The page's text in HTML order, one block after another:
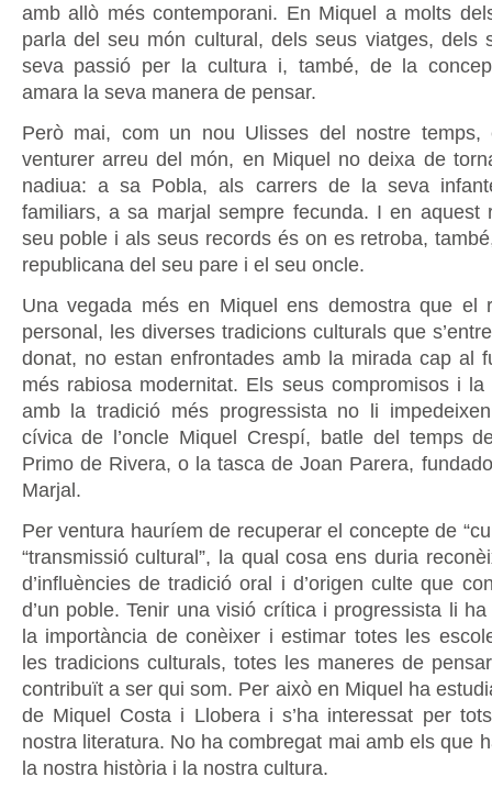
amb allò més contemporani. En Miquel a molts
parla del seu món cultural, dels seus viatges, dels
seva passió per la cultura i, també, de la
amara la seva manera de pensar.
Però mai, com un nou Ulisses del nostre temps,
venturer arreu del món, en Miquel no deixa de
nadiua: a sa Pobla, als carrers de la seva
familiars, a sa marjal sempre fecunda. I en aquest
seu poble i als seus records és on es retroba,
republicana del seu pare i el seu oncle.
Una vegada més en Miquel ens demostra que el
personal, les diverses tradicions culturals que
donat, no estan enfrontades amb la mirada cap al
més rabiosa modernitat. Els seus compromisos i la
amb la tradició més progressista no li
cívica de l’oncle Miquel Crespí, batle del temps
Primo de Rivera, o la tasca de Joan Parera,
Marjal.
Per ventura hauríem de recuperar el concepte de
“transmissió cultural”, la qual cosa ens duria
d’influències de tradició oral i d’origen culte que
d’un poble. Tenir una visió crítica i progressista li
la importància de conèixer i estimar totes les
les tradicions culturals, totes les maneres de
contribuït a ser qui som. Per això en Miquel ha
de Miquel Costa i Llobera i s’ha interessat per
nostra literatura. No ha combregat mai amb els que
la nostra història i la nostra cultura.